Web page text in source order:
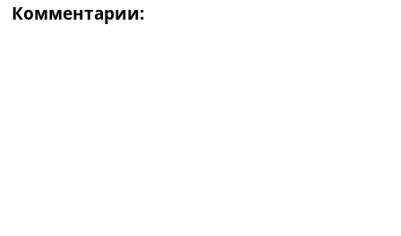
Комментарии: